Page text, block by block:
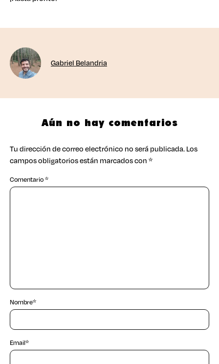
Gabriel Belandria
Aún no hay comentarios
Tu dirección de correo electrónico no será publicada.Los
campos obligatorios están marcados con*
Comentario*
Nombre*
Email*